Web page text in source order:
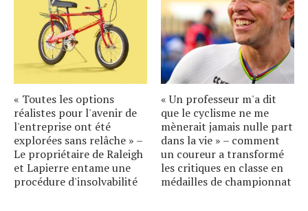
« Toutes les options
réalistes pour l'avenir de
l'entreprise ont été
explorées sans relâche » –
Le propriétaire de Raleigh
et Lapierre entame une
procédure d'insolvabilité
« Un professeur m'a dit
que le cyclisme ne me
mènerait jamais nulle part
dans la vie » – comment
un coureur a transformé
les critiques en classe en
médailles de championnat